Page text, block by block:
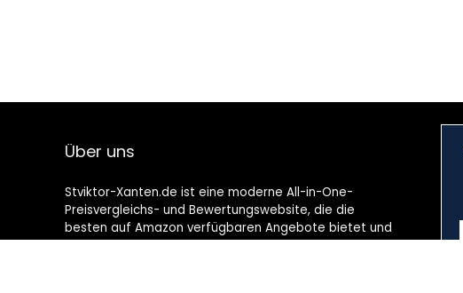
Über uns
Stviktor-Xanten.de ist eine moderne All-in-One-
Preisvergleichs- und Bewertungswebsite, die die
besten auf Amazon verfügbaren Angebote bietet und
Sie durch die neuesten hinzugefügten Blogs auf dem